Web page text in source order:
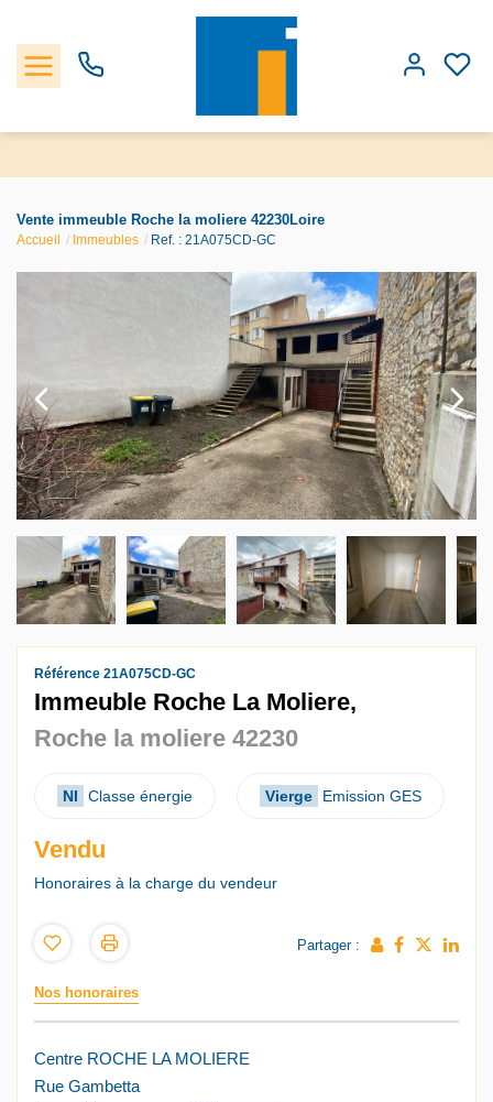
Les biens
Vente immeuble Roche la moliere 42230Loire
Accueil Immeubles Ref. : 21A075CD-GC
Référence 21A075CD-GC
Immeuble Roche La Moliere,
Roche la moliere 42230
NI Classe énergie Vierge Emission GES
Vendu
Honoraires à la charge du vendeur
Partager :
Nos honoraires
Centre ROCHE LA MOLIERE
Rue Gambetta